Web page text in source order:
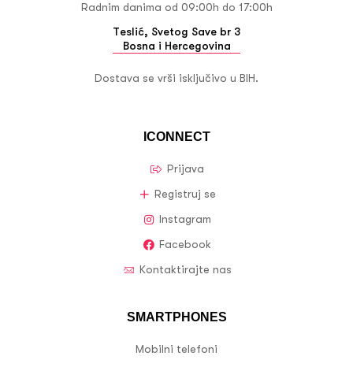
ICONNECT
Prijava
Registruj se
Instagram
Facebook
Kontaktirajte nas
SMARTPHONES
Mobilni telefoni
Radnim danima od 09:00h do 17:00h
Teslić, Svetog Save br 3
Bosna i Hercegovina
Dostava se vrši isključivo u BIH.